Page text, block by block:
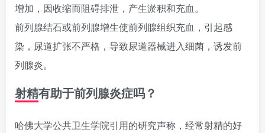
增加，因收缩而阻碍排泄，产生淤积和充血。
前列腺结石或前列腺增生使前列腺组织充血，引起感
染，尿道扩张不严格，导致尿道器械进入细菌，诱发前
列腺炎。
射精有助于前列腺炎症吗？
哈佛大学公共卫生学院引用的研究声称，经常射精的好